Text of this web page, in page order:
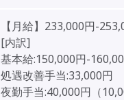
【月給】233,000円-
[内訳]
基本給:150,000円-
処遇改善手当:33,000円
夜勤手当:40,000円（